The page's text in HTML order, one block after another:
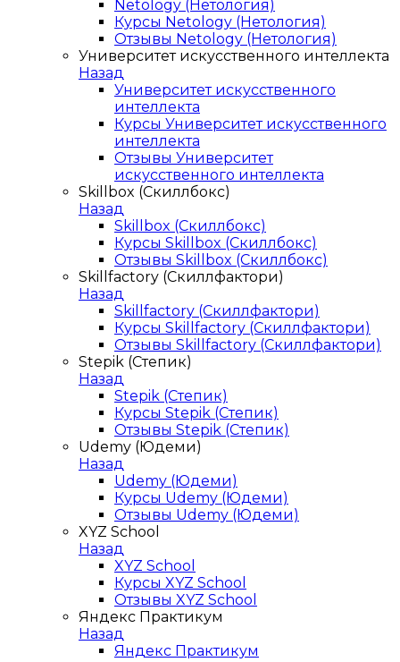
Netology (Нетология)
Курсы Netology (Нетология)
Отзывы Netology (Нетология)
Университет искусственного интеллекта
Назад
Университет искусственного
интеллекта
Курсы Университет искусственного
интеллекта
Отзывы Университет
искусственного интеллекта
Skillbox (Скиллбокс)
Назад
Skillbox (Скиллбокс)
Курсы Skillbox (Скиллбокс)
Отзывы Skillbox (Скиллбокс)
Skillfactory (Скиллфактори)
Назад
Skillfactory (Скиллфактори)
Курсы Skillfactory (Скиллфактори)
Отзывы Skillfactory (Скиллфактори)
Stepik (Степик)
Назад
Stepik (Степик)
Курсы Stepik (Степик)
Отзывы Stepik (Степик)
Udemy (Юдеми)
Назад
Udemy (Юдеми)
Курсы Udemy (Юдеми)
Отзывы Udemy (Юдеми)
XYZ School
Назад
XYZ School
Курсы XYZ School
Отзывы XYZ School
Яндекс Практикум
Назад
Яндекс Практикум